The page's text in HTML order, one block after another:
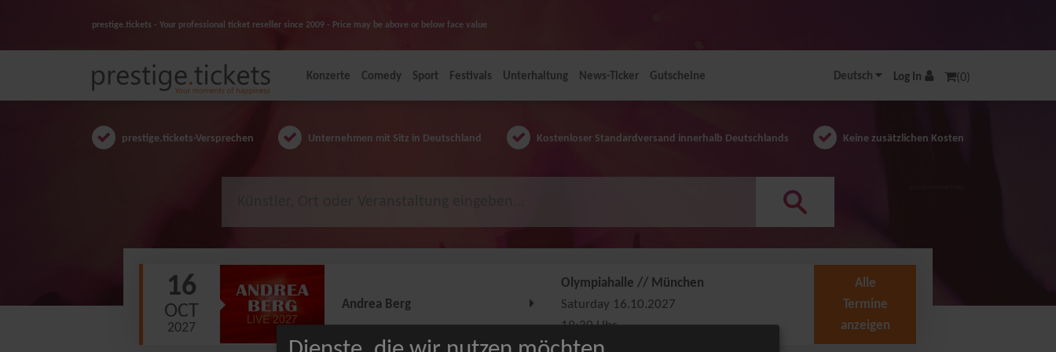
prestige.tickets - Your professional ticket reseller since 2009 - Price may be above or below face value
Deutsch Log In (0)
Konzerte Comedy Sport Festivals Unterhaltung News-Ticker Gutscheine
prestige.tickets-Versprechen Unternehmen mit Sitz in Deutschland Kostenloser Standardversand innerhalb Deutschlands Keine zusätzlichen Kosten
16
OCT
2027
Andrea Berg
Olympiahalle // München
Saturday 16.10.2027
19:30 Uhr
Alle
Termine
anzeigen